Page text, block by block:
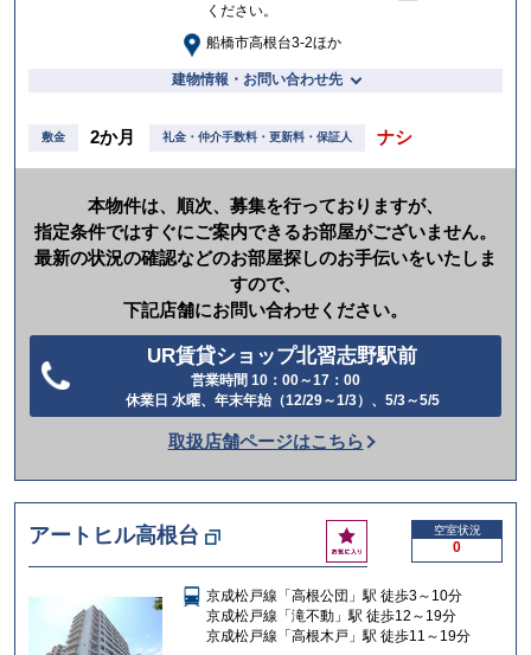
ください。
船橋市高根台3-2ほか
建物情報・お問い合わせ先
敷金 2か月 礼金・仲介手数料・更新料・保証人 ナシ
本物件は、順次、募集を行っておりますが、
指定条件ではすぐにご案内できるお部屋がございません。
最新の状況の確認などのお部屋探しのお手伝いをいたしま
すので、
下記店舗にお問い合わせください。
UR賃貸ショップ北習志野駅前
営業時間 10：00～17：00
休業日 水曜、年末年始（12/29～1/3）、5/3～5/5
話
か
け
る
取扱店舗ページはこちら
アートヒル高根台
お
気
入
り
空室状況
0
京成松戸線「高根公団」駅 徒歩3～10分
京成松戸線「滝不動」駅 徒歩12～19分
京成松戸線「高根木戸」駅 徒歩11～19分